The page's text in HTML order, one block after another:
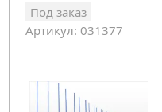
Под заказ
Артикул: 031377